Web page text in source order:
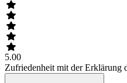
5.00
Zufriedenheit mit der Erklärung